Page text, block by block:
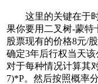
这里的关键在于时
果你要用二叉树-蒙特
股票现有的价格8元/
确定3年后行权当天
对于每种情况计算其
7)*P。然后按照概率